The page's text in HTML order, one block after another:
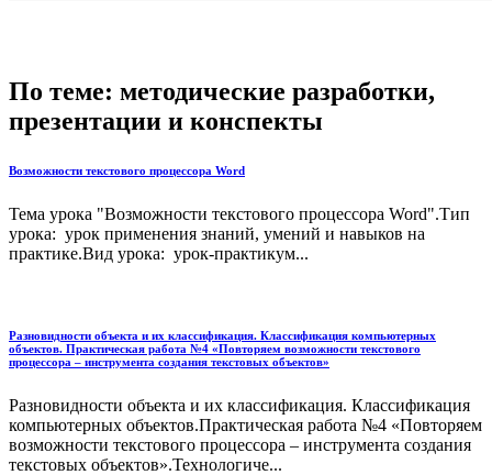
По теме: методические разработки,
презентации и конспекты
Возможности текстового процессора Word
Тема урока "Возможности текстового процессора Word".Тип
урока: урок применения знаний, умений и навыков на
практике.Вид урока: урок-практикум...
Разновидности объекта и их классификация. Классификация компьютерных
объектов. Практическая работа №4 «Повторяем возможности текстового
процессора – инструмента создания текстовых объектов»
Разновидности объекта и их классификация. Классификация
компьютерных объектов.Практическая работа №4 «Повторяем
возможности текстового процессора – инструмента создания
текстовых объектов».Технологиче...